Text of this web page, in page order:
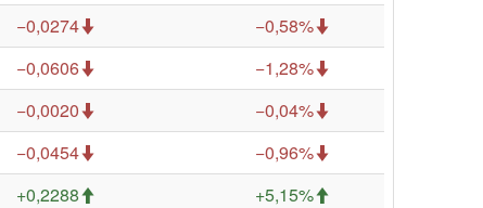
−0,0274
−0,58%
−0,0606
−1,28%
−0,0020
−0,04%
−0,0454
−0,96%
+0,2288 +5,15%